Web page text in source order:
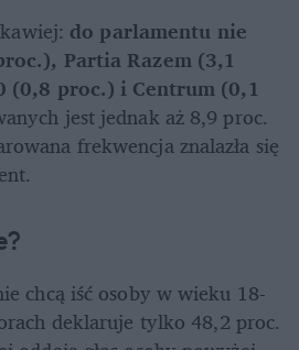
do parlamentu nie
Partia Razem (3,1
(0,8 proc.) i Centrum (0,1
jest jednak aż 8,9 proc.
frekwencja znalazła się
chcą iść osoby w wieku 18-
deklaruje tylko 48,2 proc.